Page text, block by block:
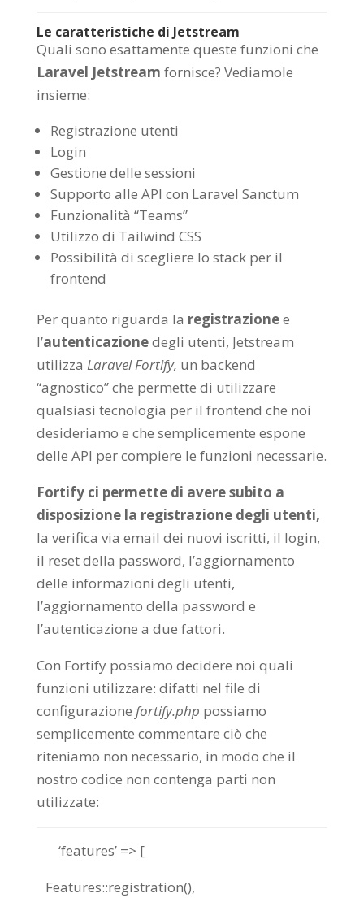
Le caratteristiche di Jetstream
Quali sono esattamente queste funzioni che
Laravel Jetstream fornisce? Vediamole
insieme:
Registrazione utenti
Login
Gestione delle sessioni
Supporto alle API con Laravel Sanctum
Funzionalità “Teams”
Utilizzo di Tailwind CSS
Possibilità di scegliere lo stack per il
frontend
Per quanto riguarda la registrazionee
l’autenticazionedegli utenti, Jetstream
utilizza Laravel Fortify, un backend
“agnostico” che permette di utilizzare
qualsiasi tecnologia per il frontend che noi
desideriamo e che semplicemente espone
delle API per compiere le funzioni necessarie.
Fortify ci permette di avere subito a
disposizione la registrazione degli utenti,
la verifica via email dei nuovi iscritti, il login,
il reset della password, l’aggiornamento
delle informazioni degli utenti,
l’aggiornamento della password e
l’autenticazione a due fattori.
Con Fortify possiamo decidere noi quali
funzioni utilizzare: difatti nel file di
configurazione fortify.php possiamo
semplicemente commentare ciò che
riteniamo non necessario, in modo che il
nostro codice non contenga parti non
utilizzate:
‘features’ => [
Features::registration(),